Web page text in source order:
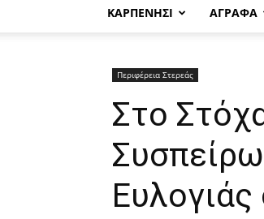
ΚΑΡΠΕΝΗΣΙ ΑΓΡΑΦΑ
Περιφέρεια Στερεάς
Στο